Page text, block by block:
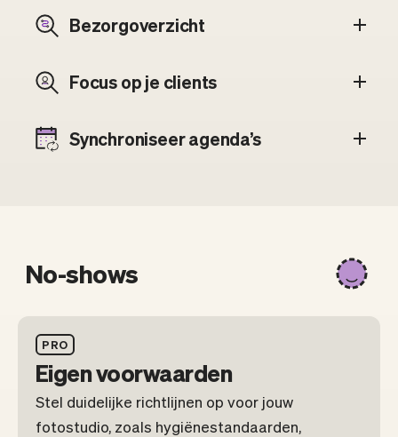
Bezorgoverzicht
Focus op je clients
Synchroniseer agenda’s
No-shows
PRO
Eigen voorwaarden
Stel duidelijke richtlijnen op voor jouw
fotostudio, zoals hygiënestandaarden,